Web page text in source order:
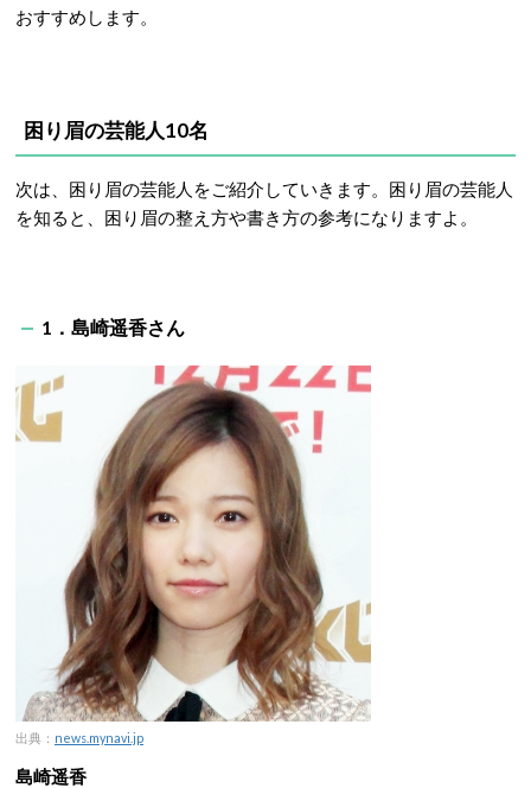
おすすめします。
困り眉の芸能人10名
次は、困り眉の芸能人をご紹介していきます。困り眉の芸能人
を知ると、困り眉の整え方や書き方の参考になりますよ。
1．島崎遥香さん
出典： news.mynavi.jp
島崎遥香